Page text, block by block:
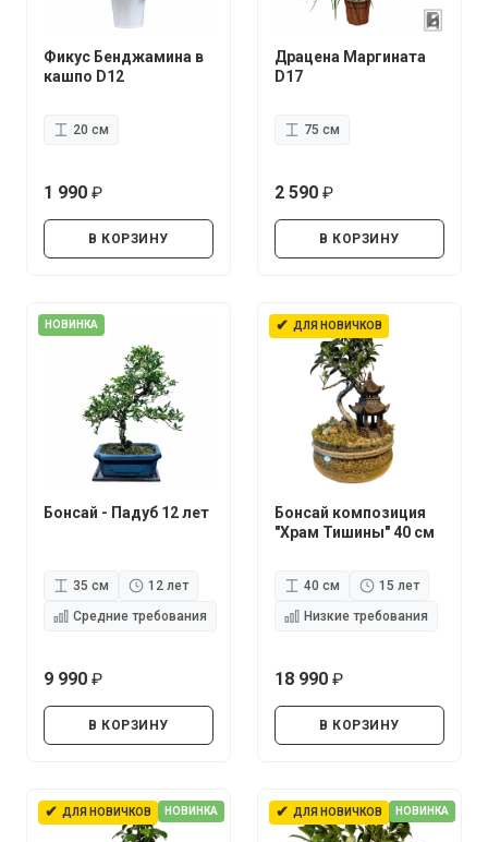
Фикус Бенджамина в
кашпо D12
20 см
1 990
В КОРЗИНУ
Драцена Маргината
D17
75 см
2 590
В КОРЗИНУ
НОВИНКА
Бонсай - Падуб 12 лет
35 см
12 лет
Средние требования
9 990
В КОРЗИНУ
✔ ДЛЯ НОВИЧКОВ
Бонсай композиция
"Храм Тишины" 40 см
40 см
15 лет
Низкие требования
18 990
В КОРЗИНУ
✔ ДЛЯ НОВИЧКОВ НОВИНКА ✔ ДЛЯ НОВИЧКОВ НОВИНКА